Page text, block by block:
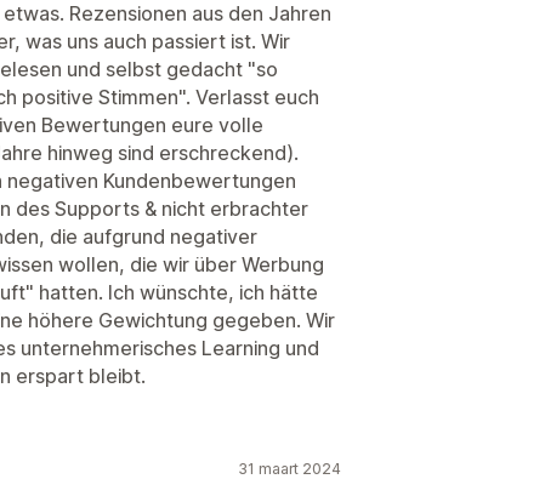
Rezensionen aus den Jahren
was uns auch passiert ist. Wir
und selbst gedacht "so
positive Stimmen". Verlasst euch
Bewertungen eure volle
hinweg sind erschreckend).
negativen Kundenbewertungen
des Supports & nicht erbrachter
die aufgrund negativer
wollen, die wir über Werbung
hatten. Ich wünschte, ich hätte
höhere Gewichtung gegeben. Wir
unternehmerisches Learning und
erspart bleibt.
31 maart 2024